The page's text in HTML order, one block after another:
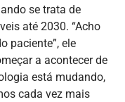
se trata de
até 2030. “Acho
paciente”, ele
a acontecer de
está mudando,
cada vez mais